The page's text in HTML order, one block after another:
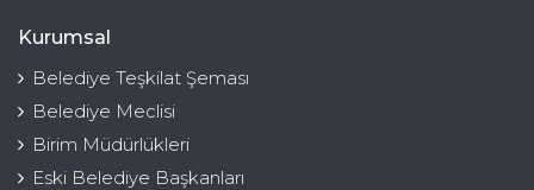
Kurumsal
Belediye Teşkilat Şeması
Belediye Meclisi
Birim Müdürlükleri
Eski Belediye Başkanları